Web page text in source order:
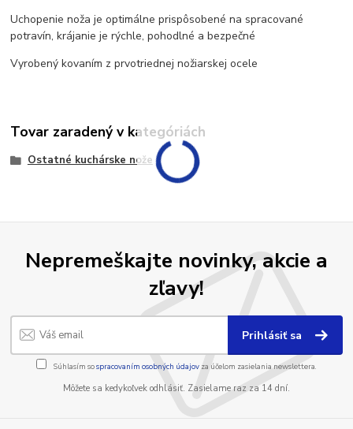
Uchopenie noža je optimálne prispôsobené na spracované
potravín, krájanie je rýchle, pohodlné a bezpečné
Vyrobený kovaním z prvotriednej nožiarskej ocele
Tovar zaradený v kategóriách
Ostatné kuchárske nože
Nepremeškajte novinky, akcie a
zľavy!
Prihlásiť sa
Súhlasím sospracovaním osobných údajov za účelom zasielania newslettera.
Môžete sa kedykoľvek odhlásiť. Zasielame raz za 14 dní.